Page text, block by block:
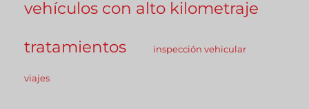
vehículos con alto kilometraje
tratamientos inspección vehicular
viajes